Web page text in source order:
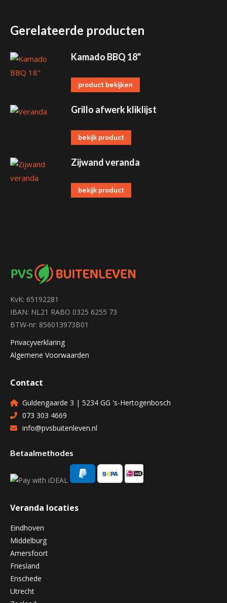
Gerelateerde producten
Kamado BBQ 18"
product bekijken
Grillo afwerk kliklijst
bekijk product
Zijwand veranda
bekijk product
KvK: 65192281
IBAN: NL21 RABO 0325 6255 73
BTW-nr: 856013973B01
Privacyverklaring
Algemene Voorwaarden
Contact
Guldengaarde 3 | 5234 GG 's-Hertogenbosch
073 303 4669
info@pvsbuitenleven.nl
Betaalmethodes
Veranda locaties
Eindhoven
Middelburg
Amersfoort
Friesland
Enschede
Utrecht